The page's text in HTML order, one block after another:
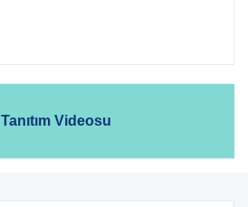
Tanıtım Videosu